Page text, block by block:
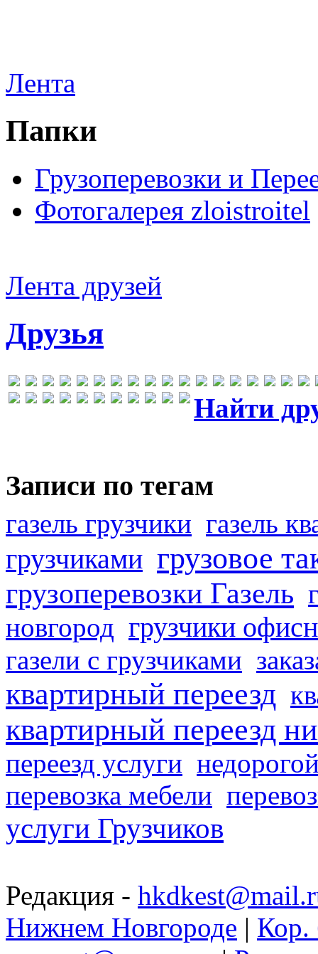
Лента
Папки
Грузоперевозки и
Фотогалерея zloistroitel
Лента друзей
Друзья
Найти
Записи по тегам
газель грузчики газель
грузчиками грузовое
грузоперевозки Газель
новгород грузчики
газели с грузчиками
квартирный переезд
квартирный переезд
переезд услуги
перевозка мебели
услуги Грузчиков
Редакция -
Нижнем Новгороде | Кор.